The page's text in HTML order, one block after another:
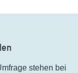
stehen bei